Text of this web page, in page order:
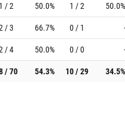
1 / 2 50.0% 1 / 2 50.0%
/ 3 66.7% 0 / 1 -
/ 4 50.0% 0 / 0 -
/ 70 54.3% 10 / 29 34.5%